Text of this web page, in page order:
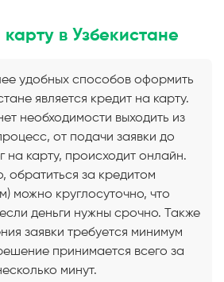
в Узбекистане
удобных способов оформить
является кредит на карту.
необходимости выходить из
от подачи заявки до
на карту, происходит онлайн.
обратиться за кредитом
можно круглосуточно, что
деньги нужны срочно. Также
заявки требуется минимум
принимается всего за
минут.